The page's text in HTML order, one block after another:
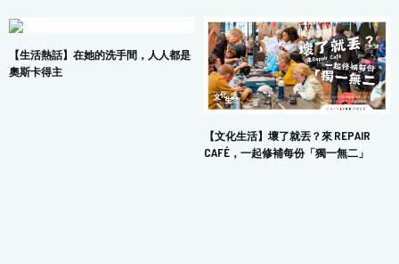
【生活熱話】在她的洗手間，人人都是
奧斯卡得主
【文化生活】壞了就丟？來 REPAIR
CAFÉ，一起修補每份「獨一無二」